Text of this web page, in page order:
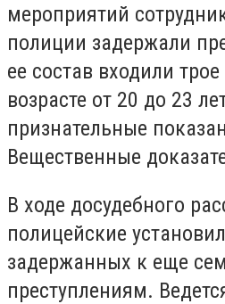
мероприятий
полиции задержали
ее состав входили
возрасте от 20 до 23
признательные
Вещественные
В ходе досудебного
полицейские
задержанных к еще
преступлениям.